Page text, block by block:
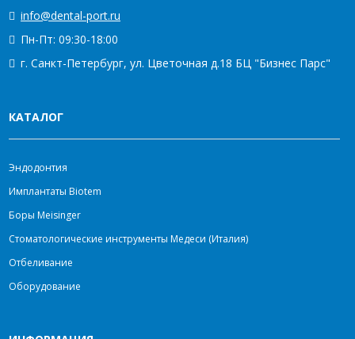
info@dental-port.ru
Пн-Пт: 09:30-18:00
г. Санкт-Петербург, ул. Цветочная д.18 БЦ "Бизнес Парс"
КАТАЛОГ
Эндодонтия
Имплантаты Biotem
Боры Meisinger
Стоматологические инструменты Медеси (Италия)
Отбеливание
Оборудование